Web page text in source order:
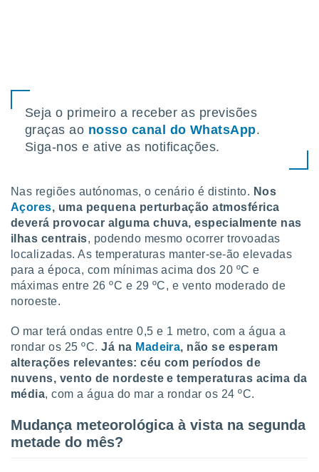
medir
dos
os
de
ou
de dados
fontes,
melhorar
através
Seja o primeiro a receber as previsões
graças ao nosso canal do WhatsApp.
Siga-nos e ative as notificações.
Nas regiões autónomas, o cenário é distinto. Nos
Açores, uma pequena perturbação atmosférica
deverá provocar alguma chuva, especialmente nas
ilhas centrais, podendo mesmo ocorrer trovoadas
localizadas. As temperaturas manter-se-ão elevadas
para a época, com mínimas acima dos 20 ºC e
máximas entre 26 ºC e 29 ºC, e vento moderado de
noroeste.
O mar terá ondas entre 0,5 e 1 metro, com a água a
rondar os 25 ºC.Já na Madeira, não se esperam
alterações relevantes: céu com períodos de
nuvens, vento de nordeste e temperaturas acima da
média, com a água do mar a rondar os 24 ºC.
Mudança meteorológica à vista na segunda
metade do mês?